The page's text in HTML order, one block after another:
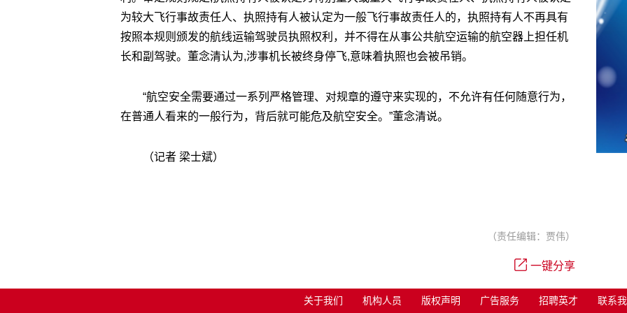
为较大飞行事故责任人、执照持有人被认定为一般飞行事故责任人的，执照持有人不再具有
按照本规则颁发的航线运输驾驶员执照权利，并不得在从事公共航空运输的航空器上担任机
长和副驾驶。董念清认为,涉事机长被终身停飞,意味着执照也会被吊销。
“航空安全需要通过一系列严格管理、对规章的遵守来实现的，不允许有任何随意行为，
在普通人看来的一般行为，背后就可能危及航空安全。”董念清说。
（记者 梁士斌）
（责任编辑：贾伟）
一键分享
关于我们 机构人员 版权声明 广告服务 招聘英才 联系